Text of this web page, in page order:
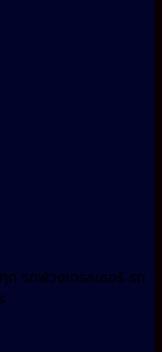
ก รถพ่วงเทรลเลอร์ รถ